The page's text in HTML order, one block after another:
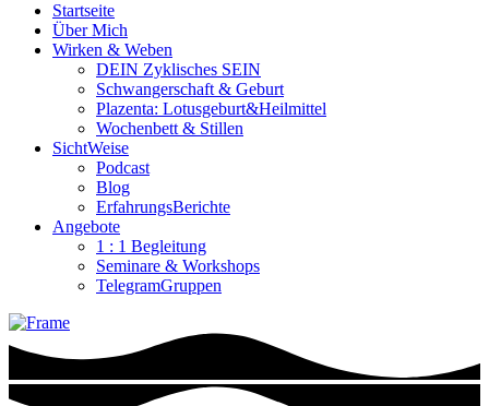
Startseite
Über Mich
Wirken & Weben
DEIN Zyklisches SEIN
Schwangerschaft & Geburt
Plazenta: Lotusgeburt&Heilmittel
Wochenbett & Stillen
SichtWeise
Podcast
Blog
ErfahrungsBerichte
Angebote
1 : 1 Begleitung
Seminare & Workshops
TelegramGruppen